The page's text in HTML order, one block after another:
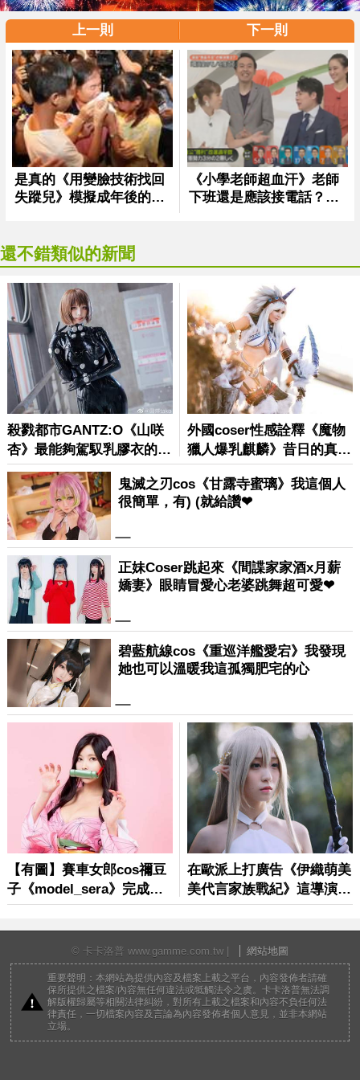
上一則 下一則
還不錯類似的新聞
© 卡卡洛普 www.gamme.com.tw | 網站地圖
重要聲明：本網站為提供內容及檔案上載之平台，內容發佈者請確
保所提供之檔案/內容無任何違法或牴觸法令之虞。卡卡洛普無法調
解版權歸屬等相關法律糾紛，對所有上載之檔案和內容不負任何法
律責任，一切檔案內容及言論為內容發佈者個人意見，並非本網站
立場。